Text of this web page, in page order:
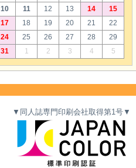
10 11 12 13 14
15
17 18 19 20 21
22
24 25 26 27 28
29
31 1 2 3 4 5
▼同人誌専門印刷会社取得第1号▼